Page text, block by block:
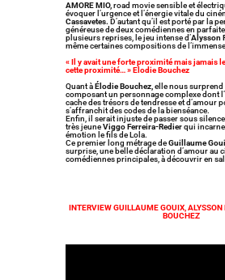
AMORE MIO, road movie sensible et
évoquer l’urgence et l’énergie vitale du
Cassavetes. D’autant qu’il est porté par la
généreuse de deux comédiennes en
plusieurs reprises, le jeu intense d’Alysson
même certaines compositions de l’immense
« Il y avait une forte proximité mais jamais
cette proximité… » Elodie Bouchez
Quant àÉlodie Bouchez, elle nous surprend
composant un personnage complexe dont
cache des trésors de tendresse et d’amour
s’affranchit des codes de la bienséance.
Enfin, il serait injuste de passer sous
très jeuneViggo Ferreira-Redierqui incarne
émotion le fils de Lola.
Ce premier long métrage deGuillaume
surprise, une belle déclaration d’amour au
comédiennes principales, à découvrir en
INTERVIEW GUILLAUME GOUIX, ALYSSON
BOUCHEZ